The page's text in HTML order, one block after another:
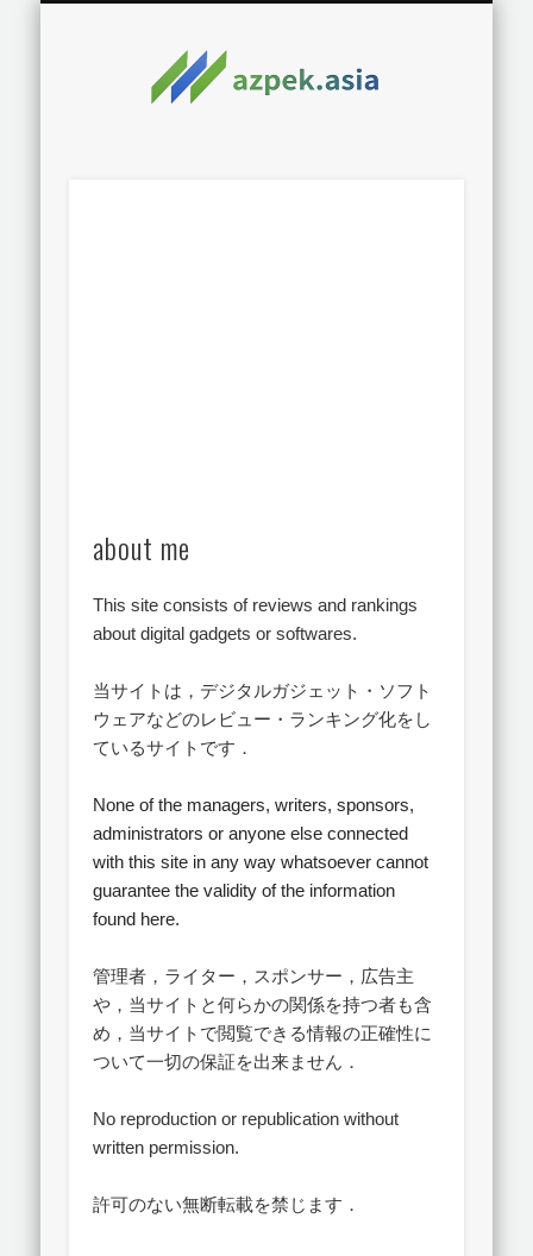
about me
This site consists of reviews and rankings
about digital gadgets or softwares.
当サイトは，デジタルガジェット・ソフト
ウェアなどのレビュー・ランキング化をし
ているサイトです．
None of the managers, writers, sponsors,
administrators or anyone else connected
with this site in any way whatsoevercannot
guarantee the validity of the information
found here.
管理者，ライター，スポンサー，広告主
や，当サイトと何らかの関係を持つ者も含
め，当サイトで閲覧できる情報の正確性に
ついて一切の保証を出来ません．
No reproduction or republication without
written permission.
許可のない無断転載を禁じます．